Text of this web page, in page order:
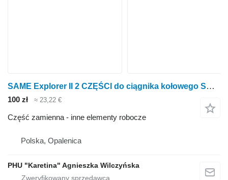
SAME Explorer II 2 CZĘŚCI do ciągnika kołowego SAME Explorer
100 zł ≈ 23,22 €
Część zamienna - inne elementy robocze
Polska, Opalenica
PHU "Karetina" Agnieszka Wilczyńska